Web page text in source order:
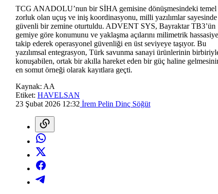
TCG ANADOLU’nun bir SİHA gemisine dönüşmesindeki temel
zorluk olan uçuş ve iniş koordinasyonu, milli yazılımlar sayesinde
güvenli bir zemine oturtuldu. ADVENT SYS, Bayraktar TB3’ün
gemiye göre konumunu ve yaklaşma açılarını milimetrik
takip ederek operasyonel güvenliği en üst seviyeye taşıyor. Bu
yazılımsal entegrasyon, Türk savunma sanayi ürünlerinin
konuşabilen, ortak bir akılla hareket eden bir güç haline
en somut örneği olarak kayıtlara geçti.
Kaynak: AA
Etiket: HAVELSAN
23 Şubat 2026 12:32 İrem Pelin Dinç Söğüt